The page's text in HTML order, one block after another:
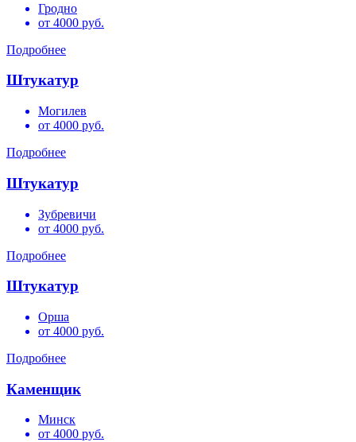
Гродно
от 4000 руб.
Подробнее
Штукатур
Могилев
от 4000 руб.
Подробнее
Штукатур
Зубревичи
от 4000 руб.
Подробнее
Штукатур
Орша
от 4000 руб.
Подробнее
Каменщик
Минск
от 4000 руб.